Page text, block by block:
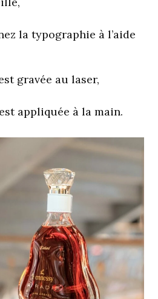
la typographie à l’aide
gravée au laser,
appliquée à la main.